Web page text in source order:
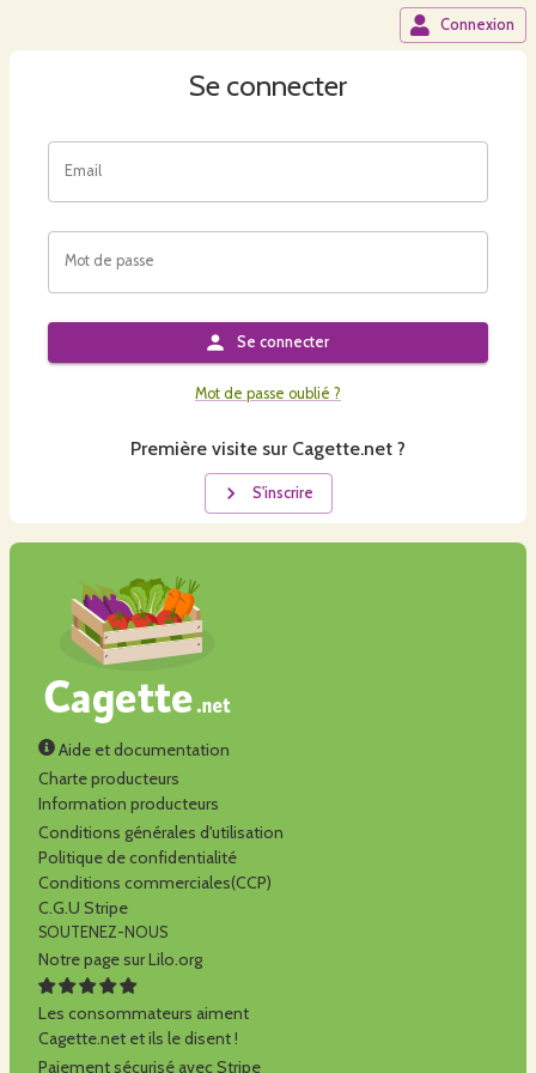
Connexion
Se connecter
Email
Mot de passe
Se connecter
Mot de passe oublié ?
Première visite sur Cagette.net ?
S'inscrire
Aide et documentation
Charte producteurs
Information producteurs
Conditions générales d'utilisation
Politique de confidentialité
Conditions commerciales(CCP)
C.G.U Stripe
SOUTENEZ-NOUS
Notre page sur Lilo.org
Les consommateurs aiment
Cagette.net et ils le disent !
Paiement sécurisé avec Stripe